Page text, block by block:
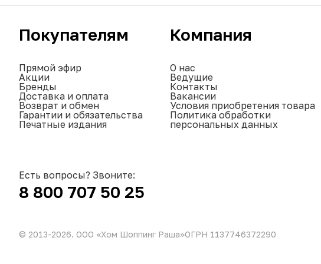
Покупателям
Прямой эфир
Акции
Бренды
Доставка и оплата
Возврат и обмен
Гарантии и обязательства
Печатные издания
Компания
О нас
Ведущие
Контакты
Вакансии
Условия приобретения товара
Политика обработки
персональных данных
Есть вопросы? Звоните:
8 800 707 50 25
© 2013-2026. ООО «Хом Шоппинг Раша»ОГРН 1137746372290